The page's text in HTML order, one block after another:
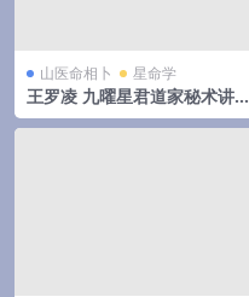
山医命相卜 星命学
王罗凌 九曜星君道家秘术讲座
5集